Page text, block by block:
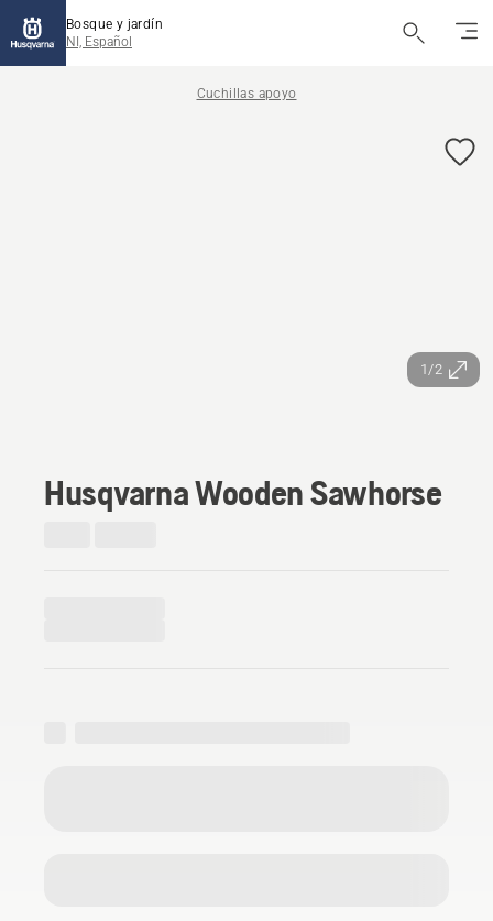
Bosque y jardín
NI, Español
Cuchillas apoyo
1/2
Husqvarna Wooden Sawhorse